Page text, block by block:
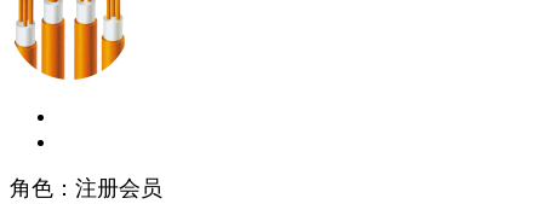
角色：注册会员